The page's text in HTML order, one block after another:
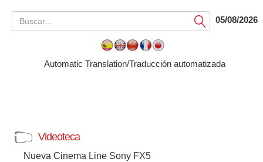
Submit05/08/2026
Automatic Translation/Traducción automatizada
Videoteca
Nueva Cinema Line Sony FX5